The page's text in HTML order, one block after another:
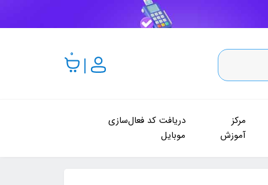
0
مرکز
آموزش
دریافت کد فعال‌سازی
موبایل